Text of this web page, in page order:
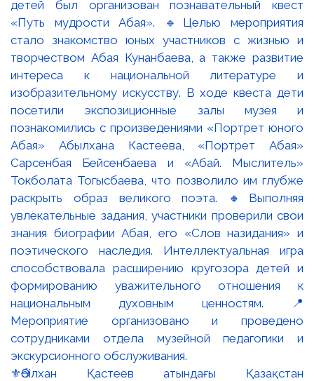
⚜️Әбілхан Қастеев атындағы Қазақстан